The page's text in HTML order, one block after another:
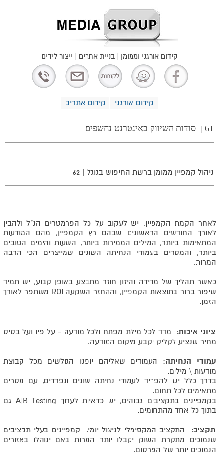
קידום אורגני קידום אתרים
קידום אורגני וממומן | בניית אתרים | ייצור לידים
ציוני איכות: מדד לכל מילת מפתח ולכל מודעה - על פיו ועל בסיס
מחיר שנציע לקליק יקבע מיקום המודעה.
עמודי הנחיתה: העמודים שאליהם יופנו הגולשים מכל קבוצת
מודעות \ מילים.
בדרך כלל יש להפריד לעמודי נחיתה שונים ונפרדים, עם מסרים
מתאימים לכל תחום.
בקמפיינים בתקציבים גבוהים, יש כדאיות לערוך A|B Testing גם
בתוך כל אחד מהתחומים.
תקציב: התקציב המקסימלי לניצול יומי. קמפיינים בעלי תקציבים
שנמוכים מתקרת השוק יקבלו יותר המרות באם ינוהלו באזורים
הנמוכים יותר של הפרסום.
61 | סודות השיווק באינטרנט נחשפים
ניהול קמפיין ממומן ברשת החיפוש בגוגל | 62
לאחר הקמת הקמפיין, יש לעקוב על כל הפרמטרים הנ"ל ולהבין
לאורך החודשים הראשונים שבהם רץ הקמפיין, מהם המודעות
המתאימות ביותר, המילים הממירות ביותר, השעות והימים הטובים
ביותר, והמסרים בעמודי הנחיתה השונים שמייצרים הכי הרבה
המרות.
כאשר תהליך של מדידה והיזון חוזר מתבצע באופן קבוע, יש תמיד
שיפור ברור בתוצאות הקמפיין, וההחזר השקעה ROI משתפר לאורך
הזמן.